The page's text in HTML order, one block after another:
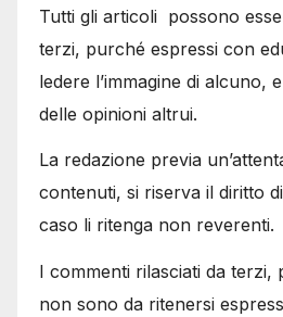
Tutti gli articoli possono
terzi, purché espressi con
ledere l’immagine di alcuno,
delle opinioni altrui.
La redazione previa
contenuti, si riserva il diritto
caso li ritenga non reverenti.
I commenti rilasciati da terzi,
non sono da ritenersi